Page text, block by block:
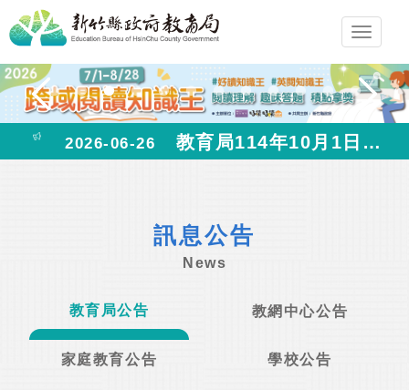
到
主
要
內
2026-06-26 教育局114年10月1日至10月23日之公告，請至教育局臨時網站查詢
訊息公告
News
教育局公告 教網中心公告
家庭教育公告 學校公告